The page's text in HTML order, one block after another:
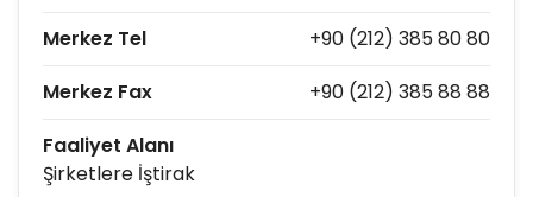
Merkez Tel
+90 (212) 385 80 80
Merkez Fax
+90 (212) 385 88 88
Faaliyet Alanı
Şirketlere İştirak